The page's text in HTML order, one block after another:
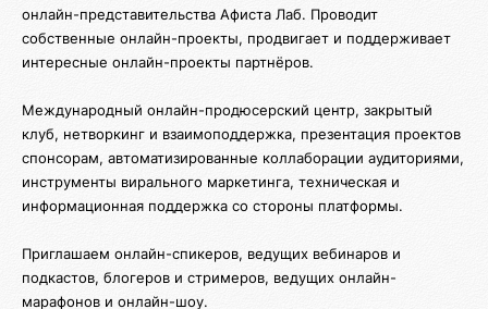
онлайн-представительства Афиста Лаб. Проводит
собственные онлайн-проекты, продвигает и поддерживает
интересные онлайн-проекты партнёров.
Международный онлайн-продюсерский центр, закрытый
клуб, нетворкинг и взаимоподдержка, презентация проектов
спонсорам, автоматизированные коллаборации аудиториями,
инструменты вирального маркетинга, техническая и
информационная поддержка со стороны платформы.
Приглашаем онлайн-спикеров, ведущих вебинаров и
подкастов, блогеров и стримеров, ведущих онлайн-
марафонов и онлайн-шоу.